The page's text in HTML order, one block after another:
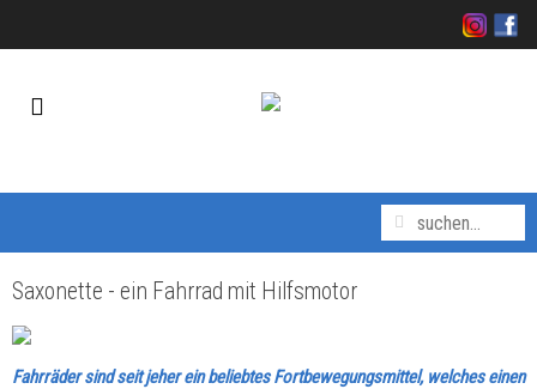
Saxonette - ein Fahrrad mit Hilfsmotor
Fahrräder sind seit jeher ein beliebtes Fortbewegungsmittel, welches einen